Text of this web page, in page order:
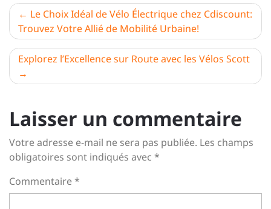
Navigation
de
l’article
Le Choix Idéal de Vélo Électrique chez Cdiscount:
Trouvez Votre Allié de Mobilité Urbaine!
Explorez l’Excellence sur Route avec les Vélos Scott
Laisser un commentaire
Votre adresse e-mail ne sera pas publiée. Les champs
obligatoires sont indiqués avec *
Commentaire*